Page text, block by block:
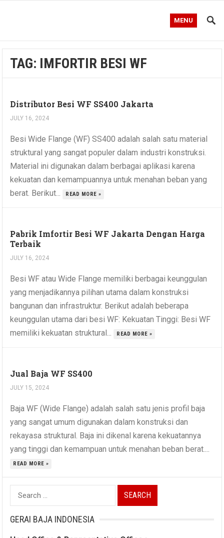
MENU
TAG: IMFORTIR BESI WF
Distributor Besi WF SS400 Jakarta
JULY 16, 2024
Besi Wide Flange (WF) SS400 adalah salah satu material
struktural yang sangat populer dalam industri konstruksi.
Material ini digunakan dalam berbagai aplikasi karena
kekuatan dan kemampuannya untuk menahan beban yang
berat. Berikut...
READ MORE »
Pabrik Imfortir Besi WF Jakarta Dengan Harga
Terbaik
JULY 16, 2024
Besi WF atau Wide Flange memiliki berbagai keunggulan
yang menjadikannya pilihan utama dalam konstruksi
bangunan dan infrastruktur. Berikut adalah beberapa
keunggulan utama dari besi WF: Kekuatan Tinggi: Besi WF
memiliki kekuatan struktural...
READ MORE »
Jual Baja WF SS400
JULY 15, 2024
Baja WF (Wide Flange) adalah salah satu jenis profil baja
yang sangat umum digunakan dalam konstruksi dan
rekayasa struktural. Baja ini dikenal karena kekuatannya
yang tinggi dan kemampuan untuk menahan beban berat....
READ MORE »
Search
for:
GERAI BAJA INDONESIA